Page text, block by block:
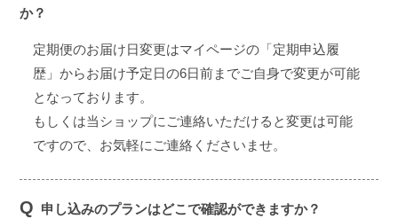
か？
定期便のお届け日変更はマイページの「定期申込履
歴」からお届け予定日の6日前までご自身で変更が可能
となっております。
もしくは当ショップにご連絡いただけると変更は可能
ですので、お気軽にご連絡くださいませ。
Q 申し込みのプランはどこで確認ができますか？